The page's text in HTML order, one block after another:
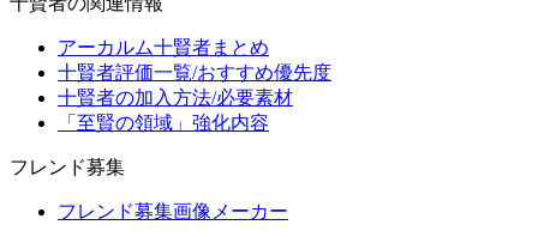
アーカルム十賢者まとめ
十賢者評価一覧/おすすめ優先度
十賢者の加入方法/必要素材
「至賢の領域」強化内容
フレンド募集
フレンド募集画像メーカー